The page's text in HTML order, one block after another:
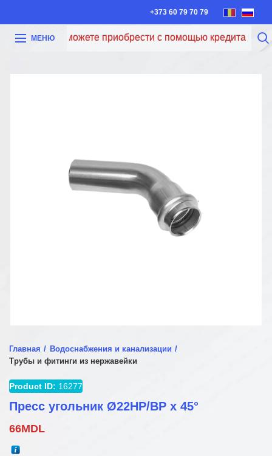
+373 60 79 70 79
МЕНЮ
Теперь вы можете приобрести с помощью кредита Iute
Главная
Водоснабжения и канализации
Трубы и фитинги из нержавейки
Product ID: 16277
Пресс угольник Ø22НР/ВР x 45°
66MDL